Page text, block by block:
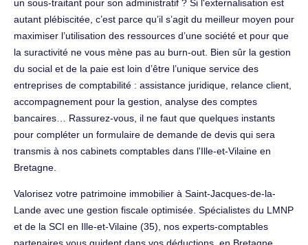
un sous-traitant pour son administratif ? Si l'externalisation est
autant plébiscitée, c’est parce qu’il s’agit du meilleur moyen pour
maximiser l’utilisation des ressources d’une société et pour que
la suractivité ne vous mène pas au burn-out. Bien sûr la gestion
du social et de la paie est loin d’être l’unique service des
entreprises de comptabilité : assistance juridique, relance client,
accompagnement pour la gestion, analyse des comptes
bancaires… Rassurez-vous, il ne faut que quelques instants
pour compléter un formulaire de demande de devis qui sera
transmis à nos cabinets comptables dans l'Ille-et-Vilaine en
Bretagne.
Valorisez votre patrimoine immobilier à Saint-Jacques-de-la-
Lande avec une gestion fiscale optimisée. Spécialistes du LMNP
et de la SCI en Ille-et-Vilaine (35), nos experts-comptables
partenaires vous guident dans vos déductions. en Bretagne,